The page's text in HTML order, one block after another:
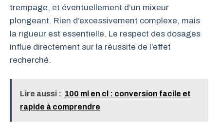
trempage, et éventuellement d’un mixeur
plongeant. Rien d’excessivement complexe, mais
la rigueur est essentielle. Le respect des dosages
influe directement sur la réussite de l’effet
recherché.
Lire aussi : 100 ml en cl : conversion facile et
rapide à comprendre